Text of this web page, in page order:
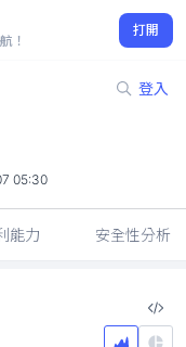
！
打開
登入
05:30
能力 安全性分析